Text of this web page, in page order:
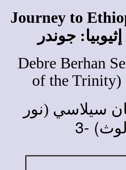
Journey to
جوندر
Debre Berhan
of the Trinity)
سيلاسي (نور
) -3